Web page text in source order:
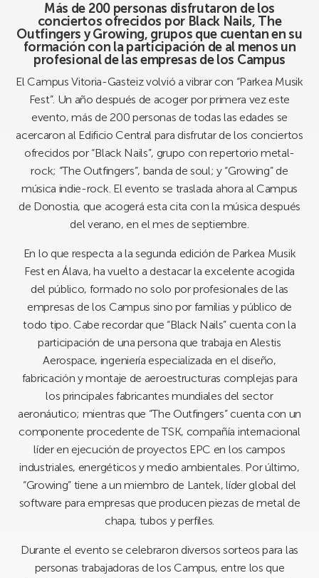
Más de 200 personas disfrutaron de los
conciertos ofrecidos por Black Nails, The
Outfingers y Growing, grupos que cuentan en su
formación con la participación de al menos un
profesional de las empresas de los Campus
El Campus Vitoria-Gasteiz volvió a vibrar con “Parkea Musik
Fest”. Un año después de acoger por primera vez este
evento, más de 200 personas de todas las edades se
acercaron al Edificio Central para disfrutar de los conciertos
ofrecidos por “Black Nails”, grupo con repertorio metal-
rock; “The Outfingers”, banda de soul; y “Growing” de
música indie-rock. El evento se traslada ahora al Campus
de Donostia, que acogerá esta cita con la música después
del verano, en el mes de septiembre.
En lo que respecta a la segunda edición de Parkea Musik
Fest en Álava, ha vuelto a destacar la excelente acogida
del público, formado no solo por profesionales de las
empresas de los Campus sino por familias y público de
todo tipo. Cabe recordar que “Black Nails” cuenta con la
participación de una persona que trabaja en Alestis
Aerospace, ingeniería especializada en el diseño,
fabricación y montaje de aeroestructuras complejas para
los principales fabricantes mundiales del sector
aeronáutico; mientras que “The Outfingers” cuenta con un
componente procedente de TSK, compañía internacional
líder en ejecución de proyectos EPC en los campos
industriales, energéticos y medio ambientales. Por último,
“Growing” tiene a un miembro de Lantek, líder global del
software para empresas que producen piezas de metal de
chapa, tubos y perfiles.
Durante el evento se celebraron diversos sorteos para las
personas trabajadoras de los Campus, entre los que